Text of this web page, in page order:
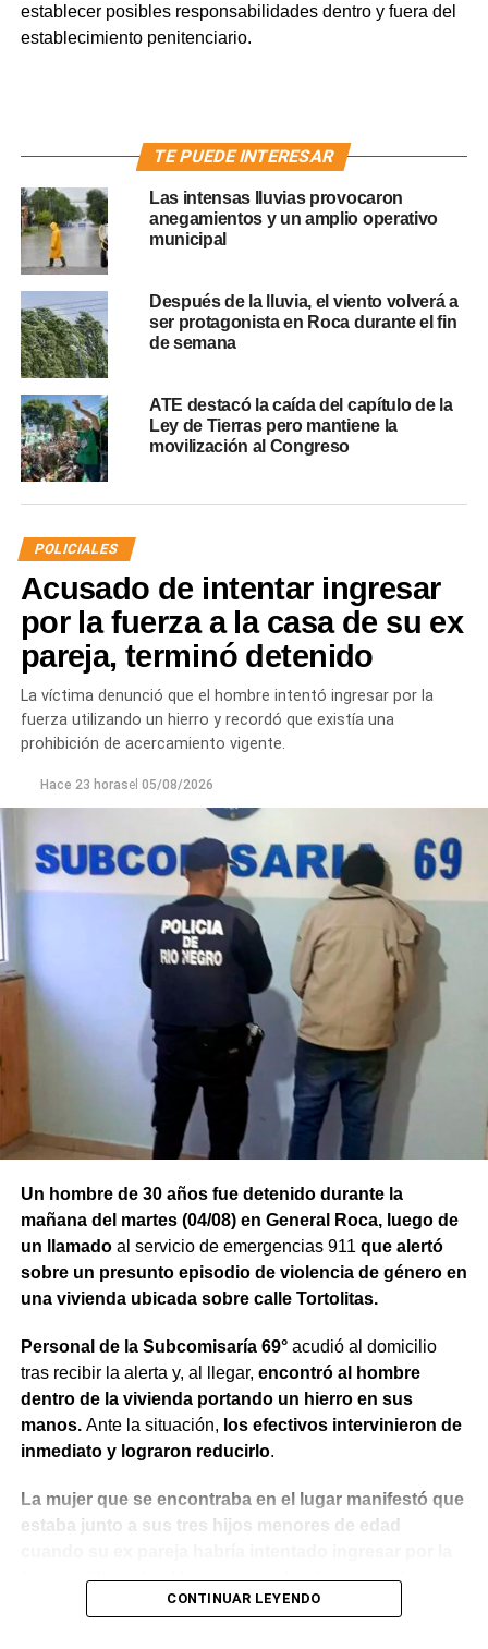
establecer posibles responsabilidades dentro y fuera del
establecimiento penitenciario.
TE PUEDE INTERESAR
Las intensas lluvias provocaron
anegamientos y un amplio operativo
municipal
Después de la lluvia, el viento volverá a
ser protagonista en Roca durante el fin
de semana
ATE destacó la caída del capítulo de la
Ley de Tierras pero mantiene la
movilización al Congreso
POLICIALES
Acusado de intentar ingresar
por la fuerza a la casa de su ex
pareja, terminó detenido
La víctima denunció que el hombre intentó ingresar por la
fuerza utilizando un hierro y recordó que existía una
prohibición de acercamiento vigente.
Hace 23 horasel 05/08/2026
Un hombre de 30 años fue detenido durante la
mañana del martes (04/08) en General Roca, luego de
un llamadoal servicio de emergencias 911 que alertó
sobre un presunto episodio de violencia de género en
una vivienda ubicada sobre calle Tortolitas.
Personal de la Subcomisaría 69°acudió al domicilio
tras recibir la alerta y, al llegar, encontró al hombre
dentro de la vivienda portando un hierro en sus
manos. Ante la situación, los efectivos intervinieron de
inmediato y lograron reducirlo.
La mujer que se encontraba en el lugar manifestó que
estaba junto a sus tres hijos menores de edad
fuerza utilizando el hierro para abrir la puerta.Además,
indicó que meses atrás había radicado una denuncia
CONTINUAR LEYENDO